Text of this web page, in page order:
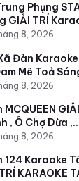
Phụng
GIẢI TRÍ
8, 2026
Đàn
Mê Toả
8, 2026
MCQUEEN
, Ô Chợ Dừa
8, 2026
124 Karaoke
KARAOKE